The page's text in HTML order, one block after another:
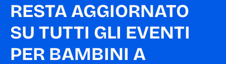
RESTA AGGIORNATO
SU TUTTI GLI EVENTI
PER BAMBINI A